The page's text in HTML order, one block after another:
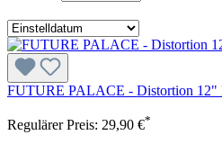
FUTURE PALACE - Distortion 12"
Regulärer Preis: 29,90 €*